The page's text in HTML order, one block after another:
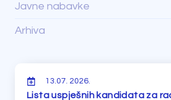
Javne nabavke
Arhiva
13.07. 2026.
Lista uspješnih kandidata za